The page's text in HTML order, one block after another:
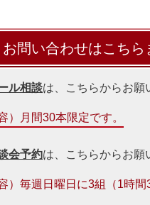
お問い合わせはこちら
ル相談は、こちらからお願
）月間30本限定です。
会予約は、こちらからお願
容）毎週日曜日に3組（1時